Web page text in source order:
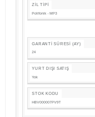
ZIL TIPI
Polifonik - MP3
GARANTI SÜRESI (AY)
24
YURT DIŞI SATIŞ
Yok
STOK KODU
HBV000007PV9T